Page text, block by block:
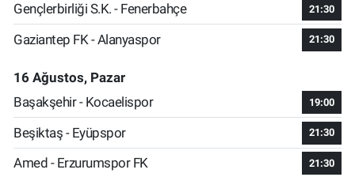
Gençlerbirliği S.K. - Fenerbahçe 21:30
Gaziantep FK - Alanyaspor 21:30
16 Ağustos, Pazar
Başakşehir - Kocaelispor
19:00
Beşiktaş - Eyüpspor 21:30
Amed - Erzurumspor FK 21:30